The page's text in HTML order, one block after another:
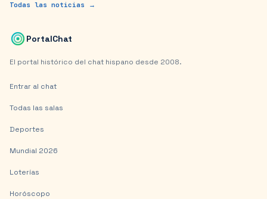
Todas las noticias →
PortalChat
El portal histórico del chat hispano desde 2008.
Entrar al chat
Todas las salas
Deportes
Mundial 2026
Loterías
Horóscopo